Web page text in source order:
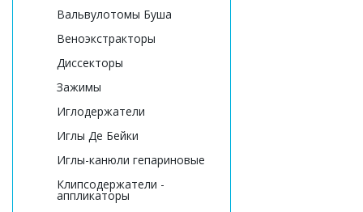
Вальвулотомы Буша
Веноэкстракторы
Диссекторы
Зажимы
Иглодержатели
Иглы Де Бейки
Иглы-канюли гепариновые
Клипсодержатели -
аппликаторы